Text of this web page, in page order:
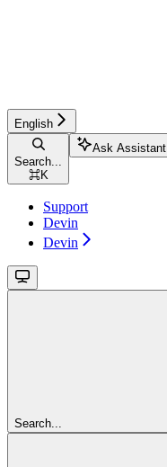
English
Search...
⌘K
Ask Assistant
Support
Devin
Devin
Search...